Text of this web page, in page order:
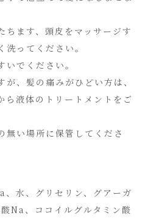
ちます、頭皮をマッサージす
洗ってください。
いでください。
が、髪の痛みがひどい方は、
ら液体のトリートメントをご
無い場所に保管してくださ
、水、グリセリン、グアーガ
Na、ココイルグルタミン酸